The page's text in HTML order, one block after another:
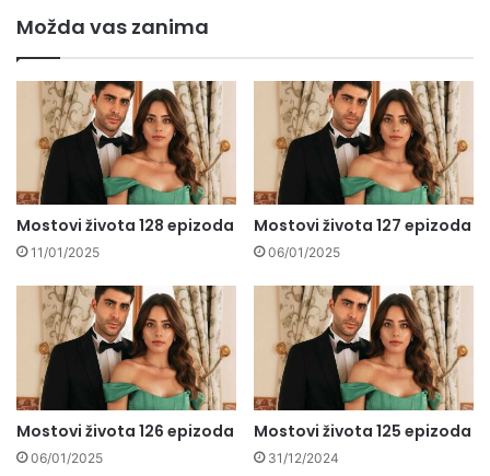
Možda vas zanima
Mostovi života 128 epizoda
11/01/2025
Mostovi života 127 epizoda
06/01/2025
Mostovi života 126 epizoda
06/01/2025
Mostovi života 125 epizoda
31/12/2024